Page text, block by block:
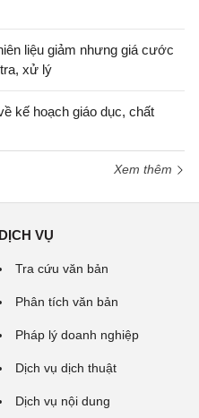
liệu giảm nhưng giá cước
xử lý
kế hoạch giáo dục, chất
Xem thêm
DỊCH VỤ
Tra cứu văn bản
Phân tích văn bản
Pháp lý doanh nghiệp
Dịch vụ dịch thuật
Dịch vụ nội dung